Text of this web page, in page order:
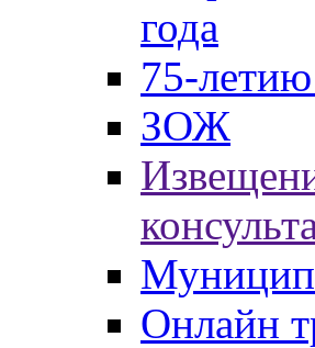
года
75-
ЗОЖ
Онлайн